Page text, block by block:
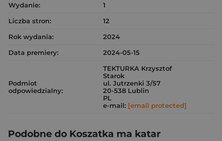
Wydanie:
1
Liczba stron:
12
Rok wydania:
2024
Data premiery:
2024-05-15
Podmiot
odpowiedzialny:
TEKTURKA Krzysztof
Starok
ul. Jutrzenki 3/57
20-538 Lublin
PL
e-mail: [email protected]
Podobne do Koszatka ma katar